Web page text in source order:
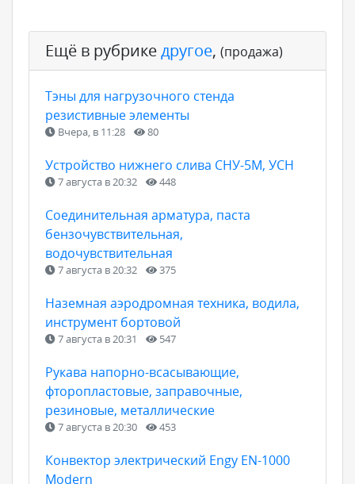
Ещё в рубрикедругое, (продажа)
Тэны для нагрузочного стенда
резистивные элементы
Вчера, в 11:28 80
Устройство нижнего слива СНУ-5М, УСН
7 августа в 20:32 448
Соединительная арматура, паста
бензочувствительная,
водочувствительная
7 августа в 20:32 375
Наземная аэродромная техника, водила,
инструмент бортовой
7 августа в 20:31 547
Рукава напорно-всасывающие,
фторопластовые, заправочные,
резиновые, металлические
7 августа в 20:30 453
Конвектор электрический Engy EN-1000
Modern